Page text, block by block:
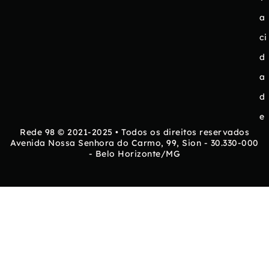
a
ci
d
a
d
e
Rede 98 © 2021-2025 • Todos os direitos reservados
Avenida Nossa Senhora do Carmo, 99, Sion - 30.330-000
- Belo Horizonte/MG